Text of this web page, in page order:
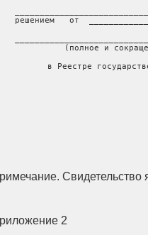
решением   от
(полное и
в Реестре
Свидетельство
2